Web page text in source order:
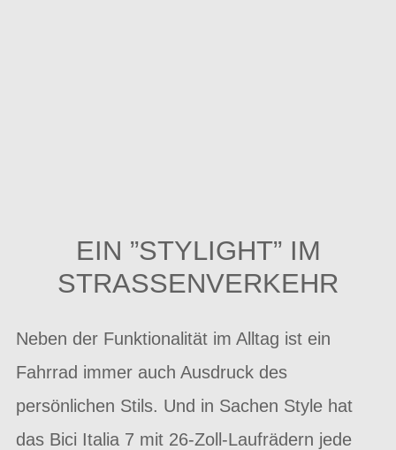
EIN ”STYLIGHT” IM
STRASSENVERKEHR
Neben der Funktionalität im Alltag ist ein
Fahrrad immer auch Ausdruck des
persönlichen Stils. Und in Sachen Style hat
das Bici Italia 7 mit 26-Zoll-Laufrädern jede